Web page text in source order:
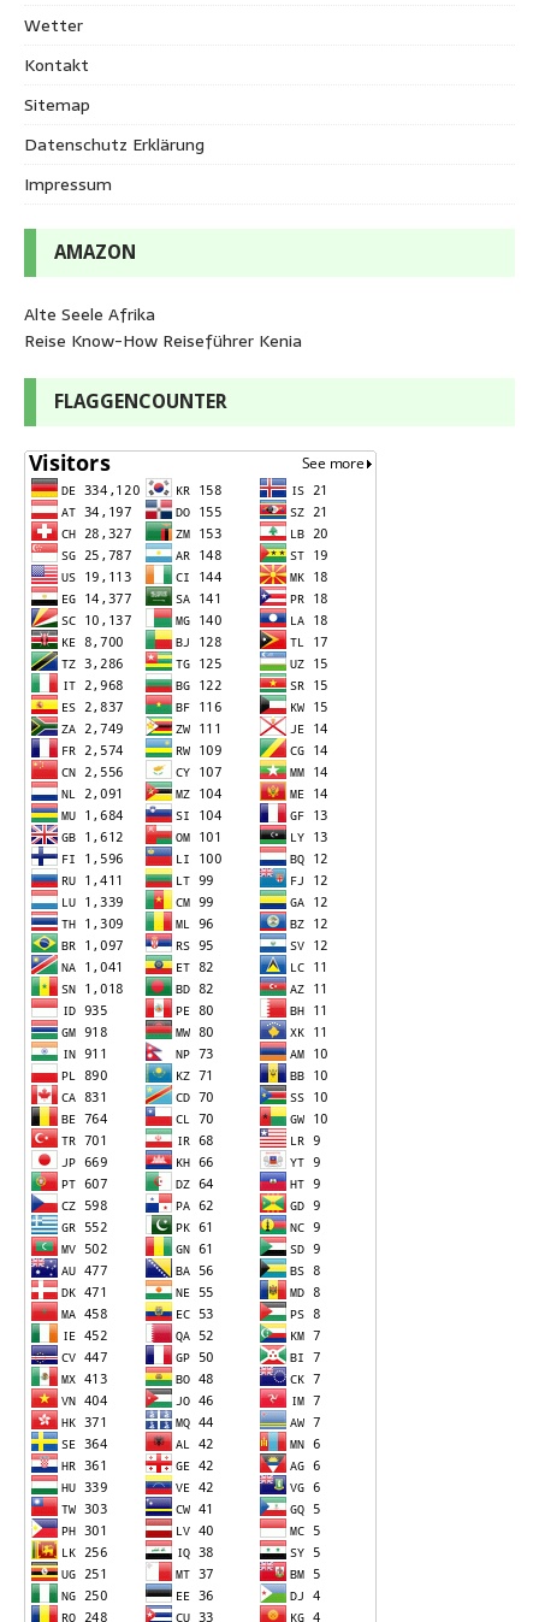
Wetter
Kontakt
Sitemap
Datenschutz Erklärung
Impressum
AMAZON
Alte Seele Afrika
Reise Know-How Reiseführer Kenia
FLAGGENCOUNTER